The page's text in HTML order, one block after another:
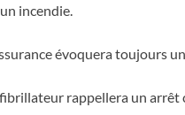
incendie.
évoquera toujours
rappellera un arrêt